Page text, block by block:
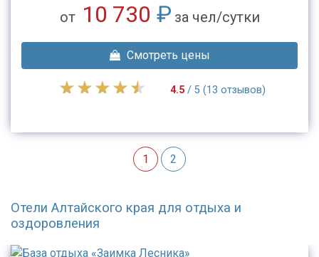
от 10 730 ₽ за чел/сутки
Смотреть цены
4.5/ 5 (13 отзывов)
1 2
Отели Алтайского края для отдыха и
оздоровления